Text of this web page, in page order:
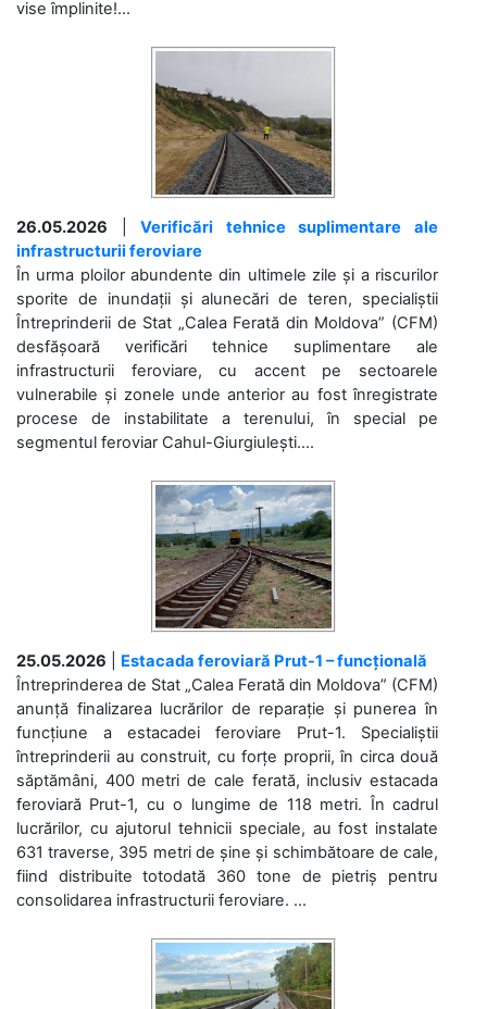
vise împlinite!...
26.05.2026 |Verificări tehnice suplimentare ale
infrastructurii feroviare
În urma ploilor abundente din ultimele zile și a riscurilor
sporite de inundații și alunecări de teren, specialiștii
Întreprinderii de Stat „Calea Ferată din Moldova” (CFM)
desfășoară verificări tehnice suplimentare ale
infrastructurii feroviare, cu accent pe sectoarele
vulnerabile și zonele unde anterior au fost înregistrate
procese de instabilitate a terenului, în special pe
segmentul feroviar Cahul-Giurgiulești....
25.05.2026
Estacada feroviară Prut-1 – funcțională
Întreprinderea de Stat „Calea Ferată din Moldova” (CFM)
anunță finalizarea lucrărilor de reparație și punerea în
funcțiune a estacadei feroviare Prut-1. Specialiștii
întreprinderii au construit, cu forțe proprii, în circa două
săptămâni, 400 metri de cale ferată, inclusiv estacada
feroviară Prut-1, cu o lungime de 118 metri. În cadrul
lucrărilor, cu ajutorul tehnicii speciale, au fost instalate
631 traverse, 395 metri de șine și schimbătoare de cale,
fiind distribuite totodată 360 tone de pietriș pentru
consolidarea infrastructurii feroviare. ...